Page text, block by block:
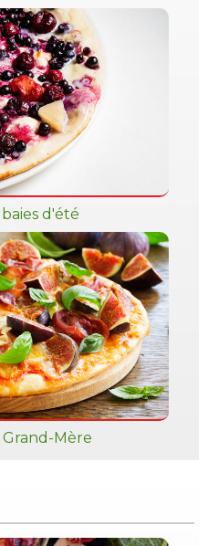
d'été
Mère